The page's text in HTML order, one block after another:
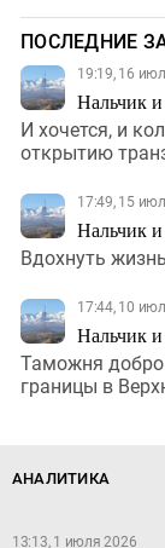
ПОСЛЕДНИЕ
19:19, 16
Нальчик и
И хочется, и
открытию
17:49, 15
Нальчик и
Вдохнуть
17:44, 10
Нальчик и
Таможня добро
границы в
АНАЛИТИКА
13:13, 1 июля 2026